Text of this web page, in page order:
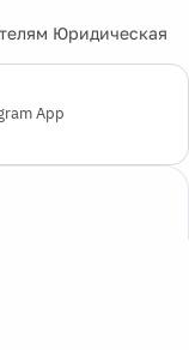
Юридическая
App